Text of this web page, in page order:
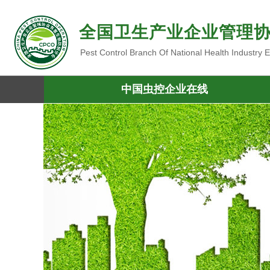
全国卫生产业企业管理
Pest Control Branch Of National Health Industry
中国虫控企业在线